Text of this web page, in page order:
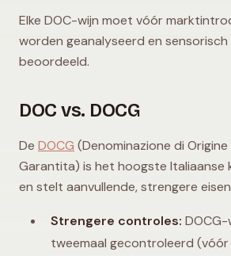
Elke DOC-wijn moet vóór
worden geanalyseerd en
beoordeeld.
DOC vs. DOCG
De DOCG (Denominazione di
Garantita) is het hoogste Italiaanse
en stelt aanvullende, strengere
Strengere controles:
tweemaal gecontroleerd (vóór